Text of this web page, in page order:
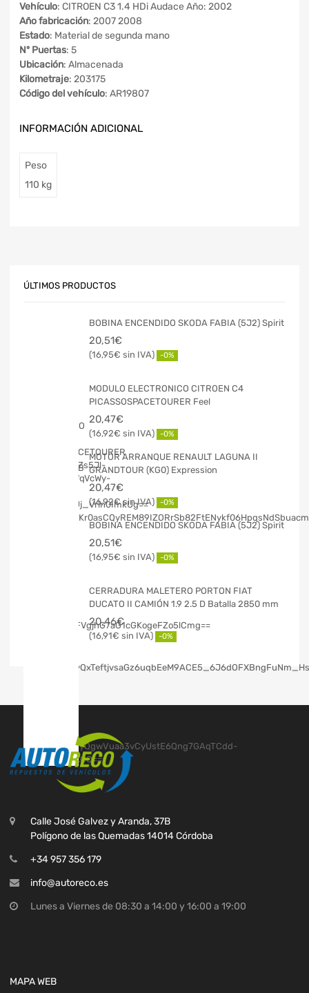
Vehículo: CITROEN C3 1.4 HDi Audace Año: 2002
Año fabricación: 2007 2008
Estado: Material de segunda mano
Nº Puertas: 5
Ubicación: Almacenada
Kilometraje: 203175
Código del vehículo: AR19807
INFORMACIÓN ADICIONAL
Peso
110 kg
ÚLTIMOS PRODUCTOS
BOBINA ENCENDIDO SKODA FABIA (5J2) Spirit
20,51€
16,95€ -0%
MODULO ELECTRONICO CITROEN C4
PICASSOSPACETOURER Feel
20,47€
16,92€ -0%
MOTOR ARRANQUE RENAULT LAGUNA II
GRANDTOUR (KG0) Expression
20,47€
16,92€ -0%
BOBINA ENCENDIDO SKODA FABIA (5J2) Spirit
20,51€
16,95€ -0%
CERRADURA MALETERO PORTON FIAT
DUCATO II CAMIÓN 1.9 2.5 D Batalla 2850 mm
20,46€
16,91€ -0%
Calle José Galvez y Aranda, 37B
Polígono de las Quemadas 14014 Córdoba
+34 957 356 179
info@autoreco.es
Lunes a Viernes de 08:30 a 14:00 y 16:00 a 19:00
MAPA WEB